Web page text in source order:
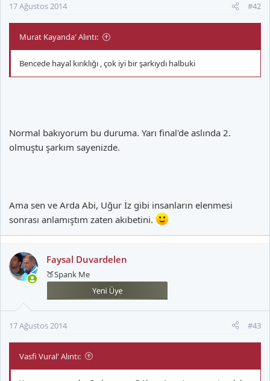
17 Ağustos 2014 #42
Murat Kayanda' Alıntı:
Bencede hayal kırıklığı , çok iyi bir şarkıydı halbuki
Normal bakıyorum bu duruma. Yarı final'de aslında 2.
olmuştu şarkım sayenizde.
Ama sen ve Arda Abi, Uğur İz gibi insanların elenmesi
sonrası anlamıştım zaten akıbetini.
Faysal Duvardelen
🍑Spank Me
17 Ağustos 2014 #43
Vasfi Vural' Alıntı: